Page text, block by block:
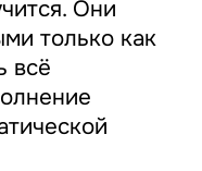
Они
только как
всё